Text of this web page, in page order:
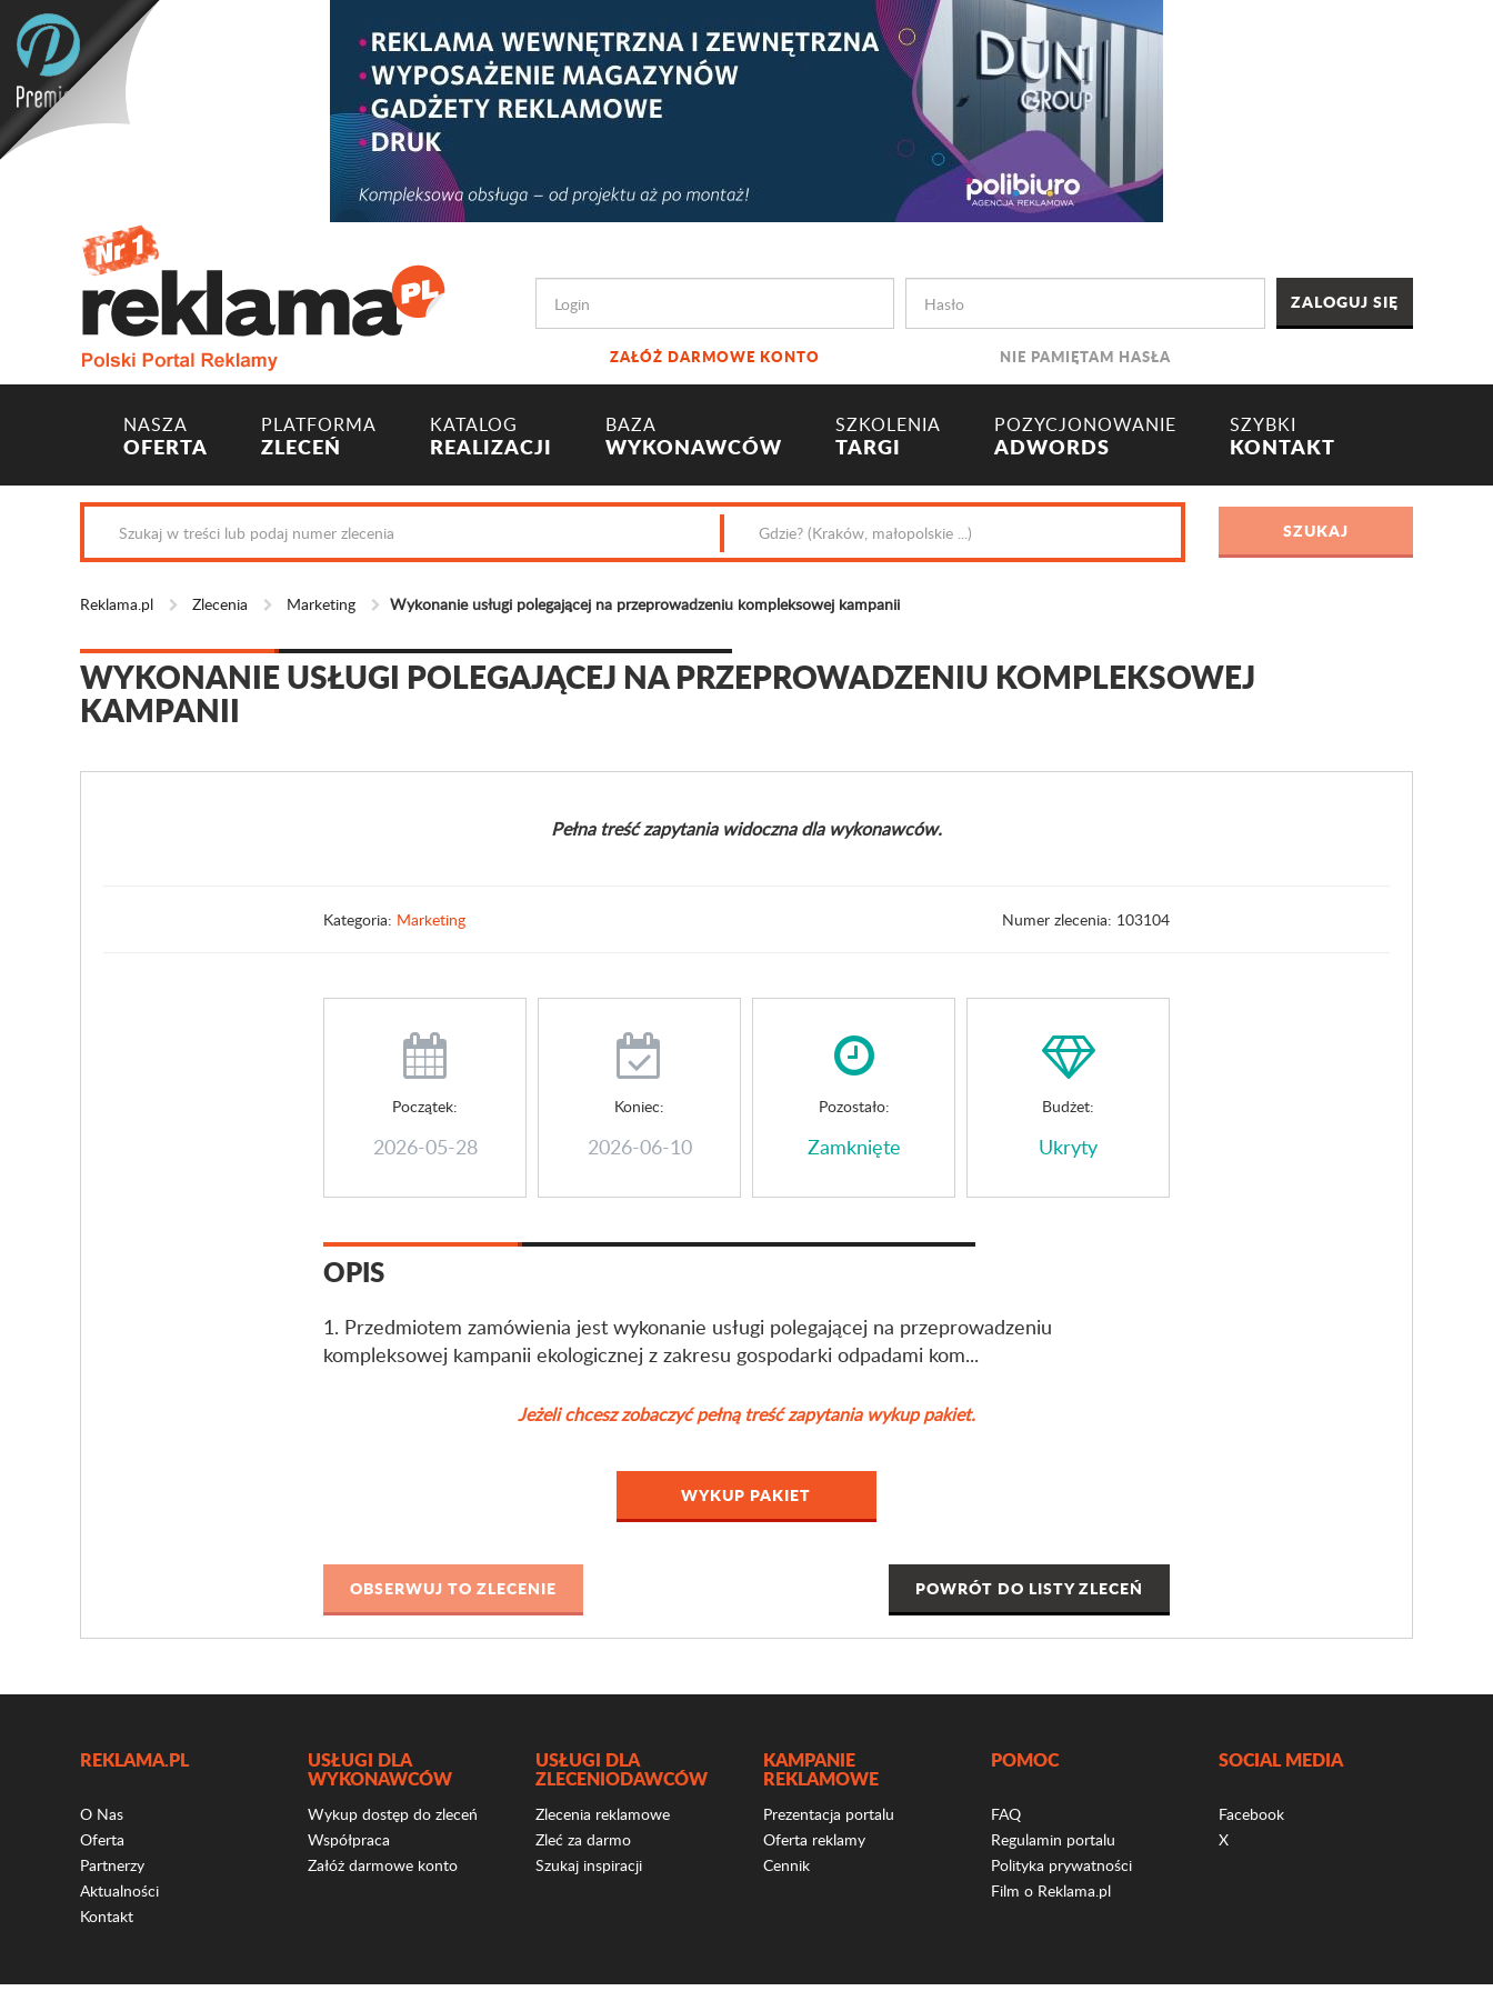
ZAŁÓŻ DARMOWE KONTO NIE PAMIĘTAM HASŁA
NASZA
OFERTA
PLATFORMA
ZLECEŃ
KATALOG
REALIZACJI
BAZA
WYKONAWCÓW
SZKOLENIA
TARGI
POZYCJONOWANIE
ADWORDS
SZYBKI
KONTAKT
Reklama.pl Zlecenia Marketing Wykonanie usługi polegającej na przeprowadzeniu kompleksowej kampanii
WYKONANIE USŁUGI POLEGAJĄCEJ NA PRZEPROWADZENIU KOMPLEKSOWEJ
KAMPANII
Pełna treść zapytania widoczna dla wykonawców.
Kategoria: Marketing Numer zlecenia: 103104
Początek:
2026-05-28
Koniec:
2026-06-10
Pozostało:
Zamknięte
Budżet:
Ukryty
OPIS
1. Przedmiotem zamówienia jest wykonanie usługi polegającej na przeprowadzeniu
kompleksowej kampanii ekologicznej z zakresu gospodarki odpadami kom...
Jeżeli chcesz zobaczyć pełną treść zapytania wykup pakiet.
WYKUP PAKIET
POWRÓT DO LISTY ZLECEŃ
REKLAMA.PL
O Nas
Oferta
Partnerzy
Aktualności
Kontakt
USŁUGI DLA
WYKONAWCÓW
Wykup dostęp do zleceń
Współpraca
Załóż darmowe konto
USŁUGI DLA
ZLECENIODAWCÓW
Zlecenia reklamowe
Zleć za darmo
Szukaj inspiracji
KAMPANIE
REKLAMOWE
Prezentacja portalu
Oferta reklamy
Cennik
POMOC
FAQ
Regulamin portalu
Polityka prywatności
Film o Reklama.pl
SOCIAL MEDIA
Facebook
X